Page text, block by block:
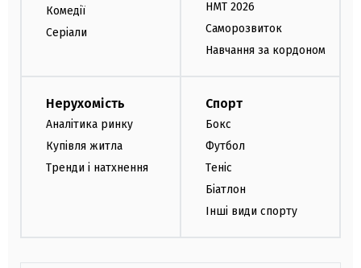
Комедії
Серіали
НМТ 2026
Саморозвиток
Навчання за кордоном
Нерухомість
Аналітика ринку
Купівля житла
Тренди і натхнення
Спорт
Бокс
Футбол
Теніс
Біатлон
Інші види спорту